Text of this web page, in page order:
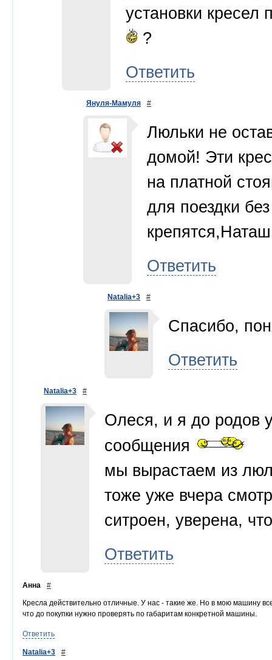
установки кресел
?
Ответить
Януля-Мамуля #
Люльки не
домой! Эти
на платной
для поездки
Ответить
Natalia+3 #
Спасибо,
Ответить
Natalia+3 #
Олеся, и я до родов
сообщения
мы вырастаем из
тоже уже вчера
ситроен, уверена,
Ответить
Анна #
Кресла действительно отличные. У нас - такие же. Но в мою машину
что до покупки нужно проверять по габаритам конкретной машины.
Ответить
Natalia+3 #